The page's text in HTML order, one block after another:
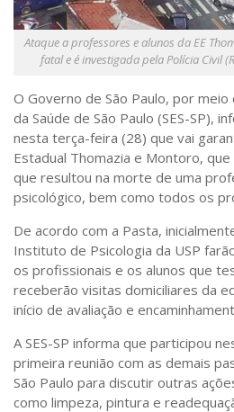
Commentor
Lançamento
Psico-HQ
Dossiês
Gênero
Alfabetização
Transtorno do Espectro Autista
Contato
Quem somos
Sobre o Portal
Ataque a professores e alunos da EE
fatal e é investigada pela Polícia Civil
O Governo de São Paulo, por
da Saúde de São Paulo (SES-SP),
nesta terça-feira (28) que vai
Estadual Thomazia e Montoro,
que resultou na morte de uma
psicológico, bem como todos os
De acordo com a Pasta,
Instituto de Psicologia da USP
os profissionais e os alunos que
receberão visitas domiciliares da
início de avaliação e
A SES-SP informa que participou
primeira reunião com as demais
São Paulo para discutir outras
como limpeza, pintura e